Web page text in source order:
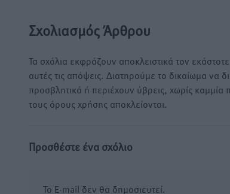
Σχολιασμός Άρθρου
Τα σχόλια εκφράζουν αποκλειστικά τον
αυτές τις απόψεις. Διατηρούμε το δικαίωμα
προσβλητικά ή περιέχουν ύβρεις, χωρίς
τους όρους χρήσης αποκλείονται.
Προσθέστε ένα σχόλιο
Το E-mail δεν θα δημοσιευτεί.